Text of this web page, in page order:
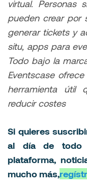
virtual. Personas
pueden crear por
generar tickets y
situ, apps para
Todo bajo la
Eventscase
herramienta útil
reducir costes
Si quieres
al día de todo
plataforma,
mucho más,